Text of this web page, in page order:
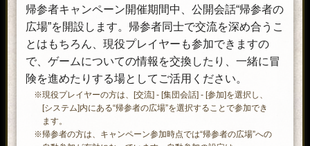
家臣武器箱・醒×
3
家臣の武器を「天魔の武器箱」の
外見に変えられる道具を１つ選ん
で入手できる。
《帰参祈願札》効果
アイテム(個数) 効果・内容
10戦闘の間、「備え之証」獲得数
帰参者キャンペーン開催期間中、公開会話“帰参者の
広場”を開設します。帰参者同士で交流を深め合うこ
とはもちろん、現役プレイヤーも参加できますの
で、ゲームについての情報を交換したり、一緒に冒
険を進めたりする場としてご活用ください。
※現役プレイヤーの方は、[交流] - [集団会話] - [参加]を選択し、
[システム]内にある“帰参者の広場”を選択することで参加でき
ます。
※帰参者の方は、キャンペーン参加時点では“帰参者の広場”への